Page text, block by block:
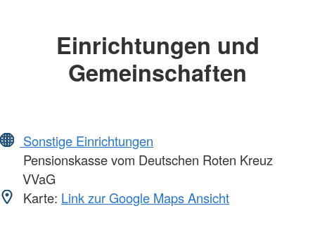
Einrichtungen und
Gemeinschaften
Sonstige Einrichtungen
Pensionskasse vom Deutschen Roten Kreuz
VVaG
Karte: Link zur Google Maps Ansicht